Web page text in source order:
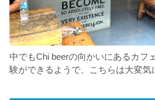
中でもChi beerの向かいにあるカフ
験ができるようで、こちらは大変気